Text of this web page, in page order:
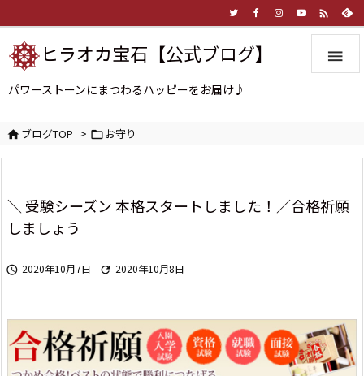


ヒラオカ宝石【公式ブログ】
パワーストーンにまつわるハッピーをお届け♪
ブログTOP > お守り
＼ 受験シーズン 本格スタートしました！／合格祈願
しましょう
 2020年10月7日  2020年10月8日